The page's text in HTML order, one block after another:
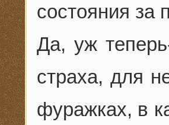
состояния за
Да, уж
страха, для
фуражках, в